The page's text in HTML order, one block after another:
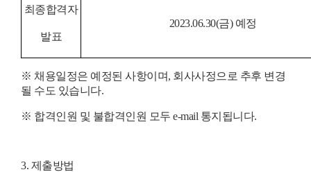
최종합격자
발표
2023.06.30(금) 예정
※ 채용일정은 예정된 사항이며, 회사사정으로 추후 변경
될 수도 있습니다.
※ 합격인원 및 불합격인원 모두 e-mail 통지됩니다.
3. 제출방법